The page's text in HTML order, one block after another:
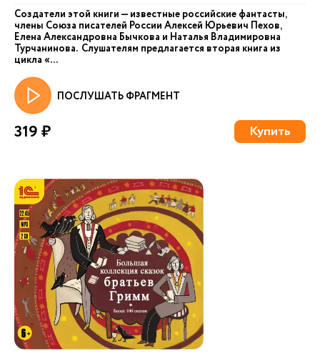
Создатели этой книги — известные российские фантасты,
члены Союза писателей России Алексей Юрьевич Пехов,
Елена Александровна Бычкова и Наталья Владимировна
Турчанинова. Слушателям предлагается вторая книга из
цикла «...
ПОСЛУШАТЬ ФРАГМЕНТ
319 ₽ Купить